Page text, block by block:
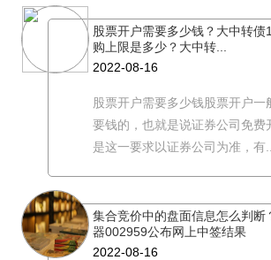
股票开户需要多少钱？大中转债
购上限是多少？大中转...
2022-08-16
股票开户需要多少钱股票开户一
要钱的，也就是说证券公司免费
是这一要求以证券公司为准，有...
集合竞价中的盘面信息怎么判断
器002959公布网上中签结果
2022-08-16